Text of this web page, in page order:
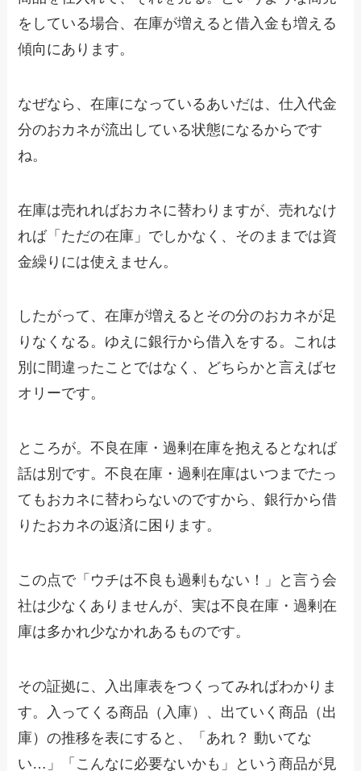
をしている場合、在庫が増えると借入金も増える
傾向にあります。
なぜなら、在庫になっているあいだは、仕入代金
分のおカネが流出している状態になるからです
ね。
在庫は売れればおカネに替わりますが、売れなけ
れば「ただの在庫」でしかなく、そのままでは資
金繰りには使えません。
したがって、在庫が増えるとその分のおカネが足
りなくなる。ゆえに銀行から借入をする。これは
別に間違ったことではなく、どちらかと言えばセ
オリーです。
ところが。不良在庫・過剰在庫を抱えるとなれば
話は別です。不良在庫・過剰在庫はいつまでたっ
てもおカネに替わらないのですから、銀行から借
りたおカネの返済に困ります。
この点で「ウチは不良も過剰もない！」と言う会
社は少なくありませんが、実は不良在庫・過剰在
庫は多かれ少なかれあるものです。
その証拠に、入出庫表をつくってみればわかりま
す。入ってくる商品（入庫）、出ていく商品（出
庫）の推移を表にすると、「あれ？ 動いてな
い…」「こんなに必要ないかも」という商品が見